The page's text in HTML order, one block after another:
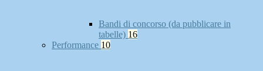
Bandi di concorso (da pubblicare in
tabelle) 16
Performance 10